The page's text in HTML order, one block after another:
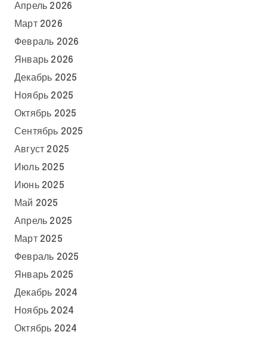
Апрель 2026
Март 2026
Февраль 2026
Январь 2026
Декабрь 2025
Ноябрь 2025
Октябрь 2025
Сентябрь 2025
Август 2025
Июль 2025
Июнь 2025
Май 2025
Апрель 2025
Март 2025
Февраль 2025
Январь 2025
Декабрь 2024
Ноябрь 2024
Октябрь 2024